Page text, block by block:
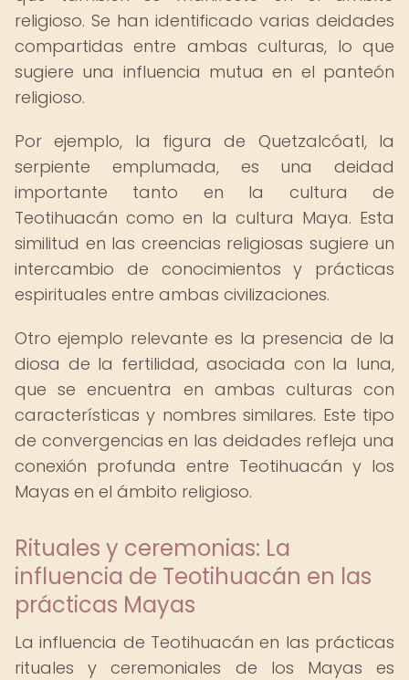
religioso. Se han identificado varias deidades
compartidas entre ambas culturas, lo que
sugiere una influencia mutua en el panteón
religioso.
Por ejemplo, la figura de Quetzalcóatl, la
serpiente emplumada, es una deidad
importante tanto en la cultura de
Teotihuacán como en la cultura Maya. Esta
similitud en las creencias religiosas sugiere un
intercambio de conocimientos y prácticas
espirituales entre ambas civilizaciones.
Otro ejemplo relevante es la presencia de la
diosa de la fertilidad, asociada con la luna,
que se encuentra en ambas culturas con
características y nombres similares. Este tipo
de convergencias en las deidades refleja una
conexión profunda entre Teotihuacán y los
Mayas en el ámbito religioso.
Rituales y ceremonias: La
influencia de Teotihuacán en las
prácticas Mayas
La influencia de Teotihuacán en las prácticas
rituales y ceremoniales de los Mayas es